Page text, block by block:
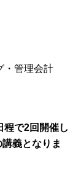
・管理会計
程で2回開催し
義となりま